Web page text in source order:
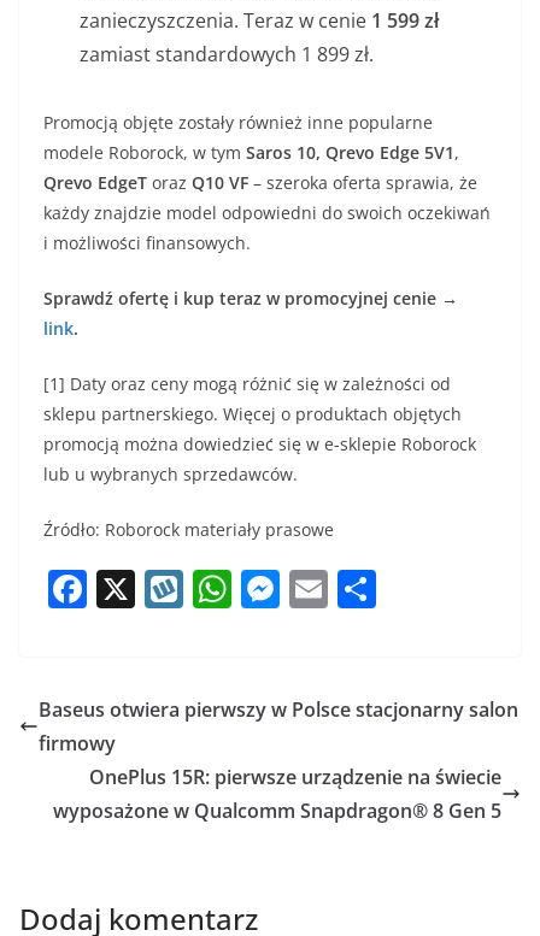
zanieczyszczenia. Teraz w cenie 1 599 zł
zamiast standardowych 1 899 zł.
Promocją objęte zostały również inne popularne
modele Roborock, w tym Saros 10, Qrevo Edge 5V1,
Qrevo EdgeT oraz Q10 VF – szeroka oferta sprawia, że
każdy znajdzie model odpowiedni do swoich oczekiwań
i możliwości finansowych.
Sprawdź ofertę i kup teraz w promocyjnej cenie →
link.
[1] Daty oraz ceny mogą różnić się w zależności od
sklepu partnerskiego. Więcej o produktach objętych
promocją można dowiedzieć się w e-sklepie Roborock
lub u wybranych sprzedawców.
Źródło: Roborock materiały prasowe
F
e
b
o
o
X W
o
W
s
p
p
M
e
g
er
E
l e
Baseus otwiera pierwszy w Polsce stacjonarny salon
firmowy
OnePlus 15R: pierwsze urządzenie na świecie
wyposażone w Qualcomm Snapdragon® 8 Gen 5
Dodaj komentarz